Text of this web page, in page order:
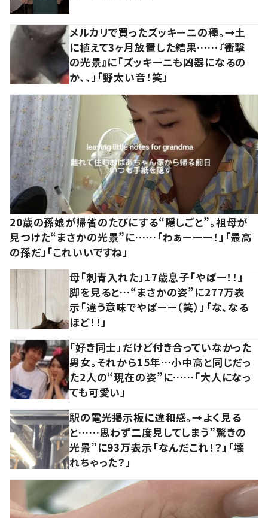
メルカリで買ったズッキーニの種。→土
に植えて3ヶ月放置した結果……『衝撃
の光景』に「ズッキーニも凶器になるの
か、、」「野太い音！笑」
20歳の孫娘が帰省のたびにする“隠しごと”。祖母が
見つけた“まさかの光景”に……「わぁーーー！」「最高
の孫だ」「これいいですね」
母「刺青入れた」17歳息子「やばー！！」
脚を見ると…“まさかの姿”に277万表
示「違う意味でやばーー（笑）」「な、なる
ほど！！」
「好き同士」だけど付き合っていなかった
男女。それから15年…小中高と同じだっ
た2人の“現在の姿”に……「大人になっ
ても可愛い」
駅の電光掲示板に違和感。→よく見る
と……思わず二度見してしまう”驚きの
光景”に93万表示「なんだこれ！？」「壊
れちゃった？」